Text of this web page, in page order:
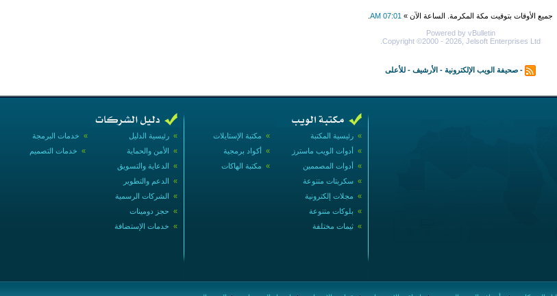
جميع الأوقات بتوقيت مكة المكرمة. الساعة الآن » 07:01 AM
Powered by vBulletin
Copyright ©2000 - 2026, Jelsoft Enterprises Ltd.
- صحيفة الويب الإلكترونية - الأرشيف - للأعلى
» خدمات البرمجة » رئيسية الدليل
» خدمات التصميم » الأمن والحماية
» الدعاية والتسويق
» الدعم والتطوير
» الشركات الرسمية
» حجز دومينات
» خدمات الإستضافة
» مكتبة الإستايلات » رئيسية المكتبة
» أكواد برمجية » أدوات الويب ماسترز
» مكتبة الهاكات » أدوات المصممين
» سكربتات متنوعة
» مجلات إلكترونية
» بلوكات متنوعة
» ثيمات مختلفة